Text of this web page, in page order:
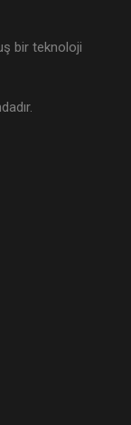
bir teknoloji